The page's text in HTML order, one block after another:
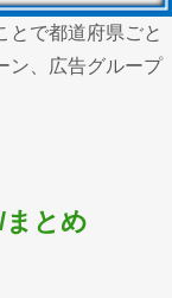
とで都道府県ごと
ン、広告グループ
まとめ